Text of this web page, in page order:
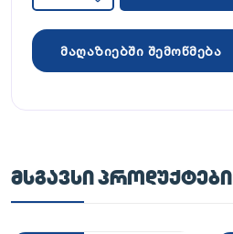
მაღაზიებში შემოწმება
ᲛᲡᲒᲐᲕᲡᲘ ᲞᲠᲝᲓᲣᲥᲢᲔᲑᲘ